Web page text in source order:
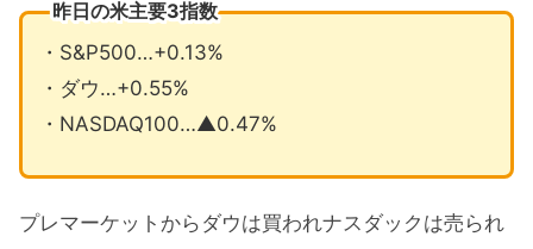
昨日の米主要3指数
・S&P500…+0.13%
・ダウ…+0.55%
・NASDAQ100…▲0.47%
プレマーケットからダウは買われナスダックは売られ